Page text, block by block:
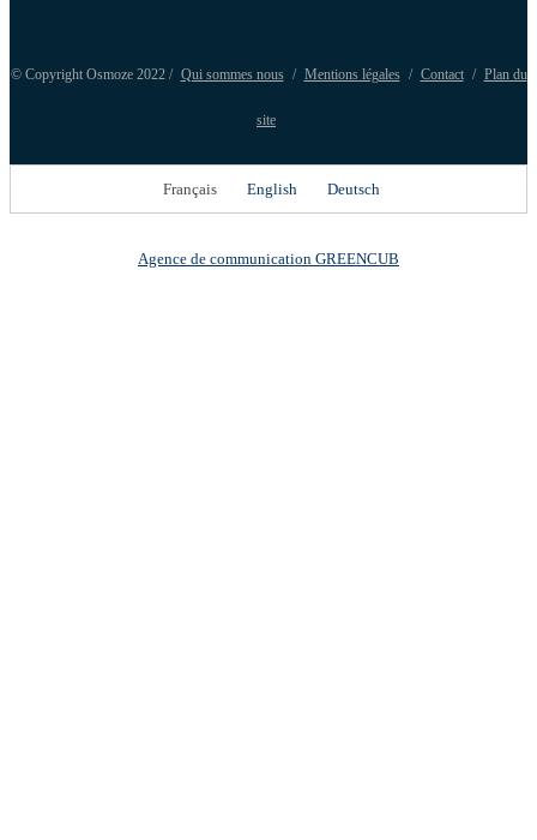
© Copyright Osmoze 2022 / Qui sommes nous / Mentions légales / Contact / Plan du
site
Français English Deutsch
Agence de communication GREENCUB